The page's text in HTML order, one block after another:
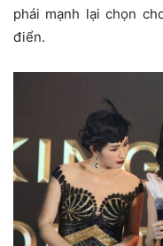
phái mạnh lại chọn
điển.